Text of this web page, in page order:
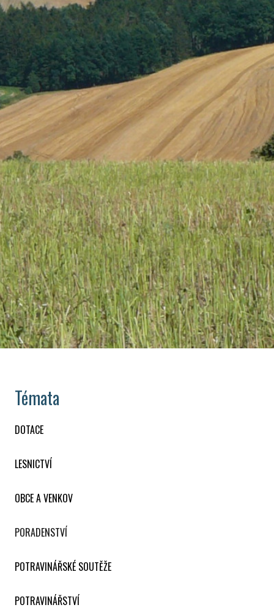
Témata
DOTACE
LESNICTVÍ
OBCE A VENKOV
PORADENSTVÍ
POTRAVINÁŘSKÉ SOUTĚŽE
POTRAVINÁŘSTVÍ